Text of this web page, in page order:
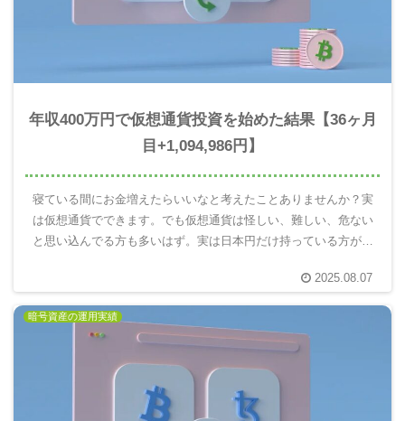
年収400万円で仮想通貨投資を始めた結果【36ヶ月
目+1,094,986円】
寝ている間にお金増えたらいいなと考えたことありませんか？実
は仮想通貨でできます。でも仮想通貨は怪しい、難しい、危ない
と思い込んでる方も多いはず。実は日本円だけ持っている方がと
来のお金を増える分散投資が重要。実際にやってみてわかったこ
とを報告します。
2025.08.07
暗号資産の運用実績